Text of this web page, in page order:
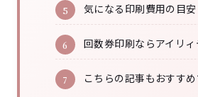
気になる印刷費用の目安
回数券印刷ならアイリ
こちらの記事もおすす